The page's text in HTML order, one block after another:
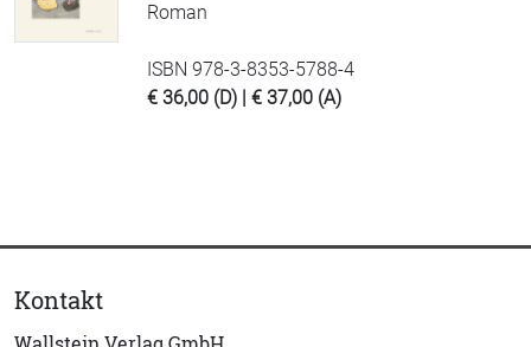
Roman
ISBN 978-3-8353-5788-4
€ 36,00 (D) | € 37,00 (A)
Kontakt